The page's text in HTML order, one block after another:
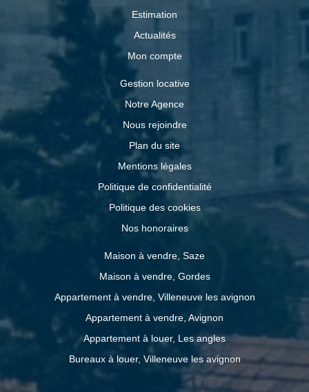
Estimation
Actualités
Mon compte
Gestion locative
Notre Agence
Nous rejoindre
Plan du site
Mentions légales
Politique de confidentialité
Politique des cookies
Nos honoraires
Maison à vendre, Saze
Maison à vendre, Gordes
Appartement à vendre, Villeneuve les avignon
Appartement à vendre, Avignon
Appartement à louer, Les angles
Bureaux à louer, Villeneuve les avignon